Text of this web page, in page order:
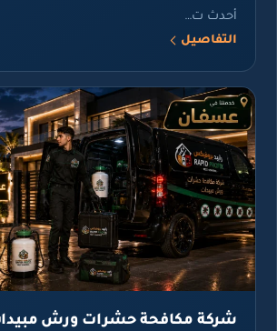
أحدث ت…
التفاصيل
شركة مكافحة حشرات ورش مبيدات